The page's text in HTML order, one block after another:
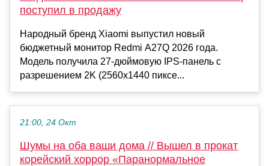
поступил в продажу
Народный бренд Xiaomi выпустил новый
бюджетный монитор Redmi A27Q 2026 года.
Модель получила 27-дюймовую IPS-панель с
разрешением 2K (2560x1440 пиксе...
21:00, 24 Окт
Шумы на оба ваши дома // Вышел в прокат
корейский хоррор «Паранормальное